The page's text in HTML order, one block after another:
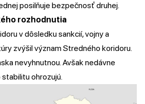
posilňuje bezpečnosť druhej.
rozhodnutia
v dôsledku sankcií, vojny a
zvýšil význam Stredného koridoru.
nevyhnutnou. Avšak nedávne
ohrozujú.